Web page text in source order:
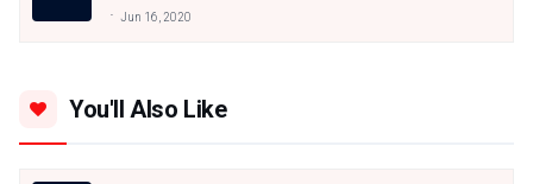
Jun 16, 2020
You'll Also Like